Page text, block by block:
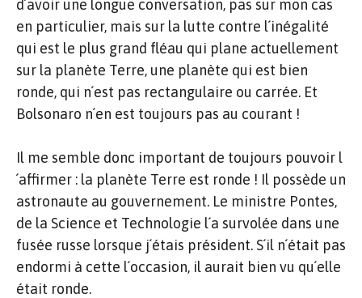
d´avoir une longue conversation, pas sur mon cas
en particulier, mais sur la lutte contre l´inégalité
qui est le plus grand fléau qui plane actuellement
sur la planète Terre, une planète qui est bien
ronde, qui n´est pas rectangulaire ou carrée. Et
Bolsonaro n´en est toujours pas au courant !
Il me semble donc important de toujours pouvoir l
´affirmer : la planète Terre est ronde ! Il possède un
astronaute au gouvernement. Le ministre Pontes,
de la Science et Technologie l´a survolée dans une
fusée russe lorsque j´étais président. S´il n´était pas
endormi à cette l´occasion, il aurait bien vu qu´elle
était ronde.